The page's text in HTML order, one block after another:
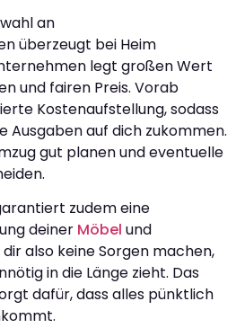
an
überzeugt bei Heim
legt großen Wert
und fairen Preis. Vorab
Kostenaufstellung, sodass
Ausgaben auf dich zukommen.
gut planen und eventuelle
zudem eine
deiner Möbel und
also keine Sorgen machen,
in die Länge zieht. Das
dafür, dass alles pünktlich